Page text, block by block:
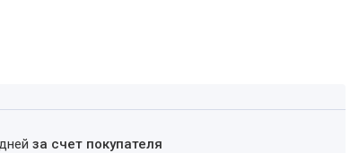
днейза счет покупателя